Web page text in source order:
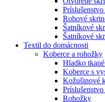
Rohové
Šatníkové
Šatníkové
Textil do domácnosti
Koberce a rohožky
Hladko
Koberce s
Kožušinové
Rohožky